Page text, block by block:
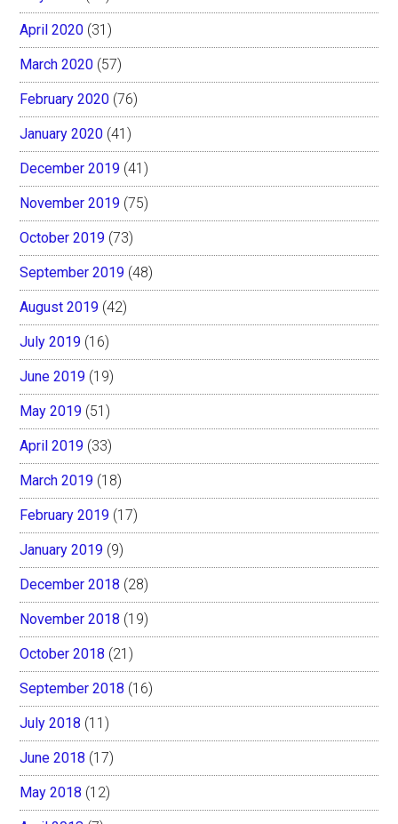
April 2020 (31)
March 2020 (57)
February 2020 (76)
January 2020 (41)
December 2019 (41)
November 2019 (75)
October 2019 (73)
September 2019 (48)
August 2019 (42)
July 2019 (16)
June 2019 (19)
May 2019 (51)
April 2019 (33)
March 2019 (18)
February 2019 (17)
January 2019 (9)
December 2018 (28)
November 2018 (19)
October 2018 (21)
September 2018 (16)
July 2018 (11)
June 2018 (17)
May 2018 (12)